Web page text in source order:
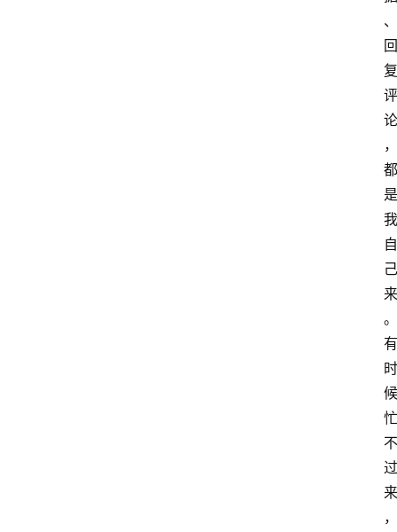
、
回
复
评
论
，
都
是
我
自
己
来
。
有
时
候
忙
不
过
来
，